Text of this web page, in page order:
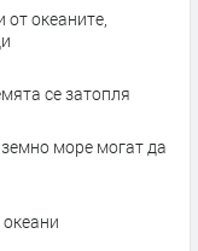
океаните,
се затопля
море могат да